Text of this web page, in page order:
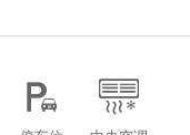
 